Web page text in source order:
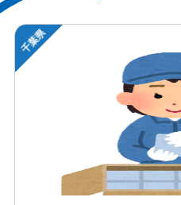
千葉県